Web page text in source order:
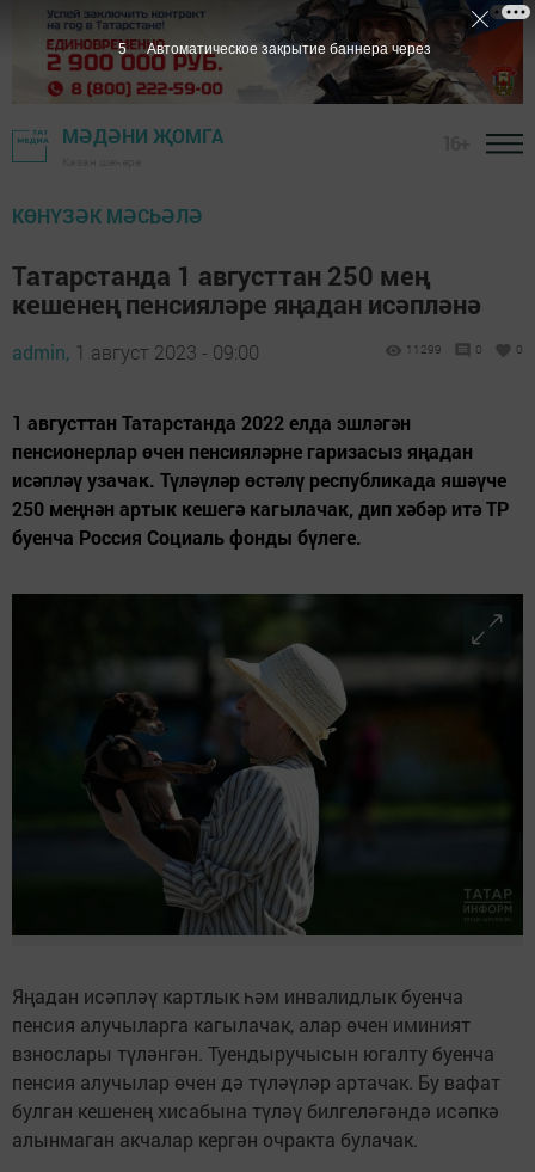
МӘДӘНИ ҖОМГА
КӨНҮЗӘК МӘСЬӘЛӘ
Татарстанда 1 августтан 250 мең
кешенең пенсияләре яңадан исәпләнә
admin, 1 август 2023 - 09:00 11299 0 0
1 августтан Татарстанда 2022 елда эшләгән
пенсионерлар өчен пенсияләрне гаризасыз яңадан
исәпләү узачак. Түләүләр өстәлү республикада яшәүче
250 меңнән артык кешегә кагылачак, дип хәбәр итә ТР
буенча Россия Социаль фонды бүлеге.
Яңадан исәпләү картлык һәм инвалидлык буенча
пенсия алучыларга кагылачак, алар өчен иминият
взнослары түләнгән. Туендыручысын югалту буенча
пенсия алучылар өчен дә түләүләр артачак. Бу вафат
булган кешенең хисабына түләү билгеләгәндә исәпкә
алынмаган акчалар кергән очракта булачак.
4 Автоматическое закрытие баннера через